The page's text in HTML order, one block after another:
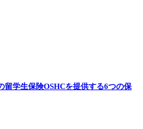
留学生保険OSHCを提供する6つの保